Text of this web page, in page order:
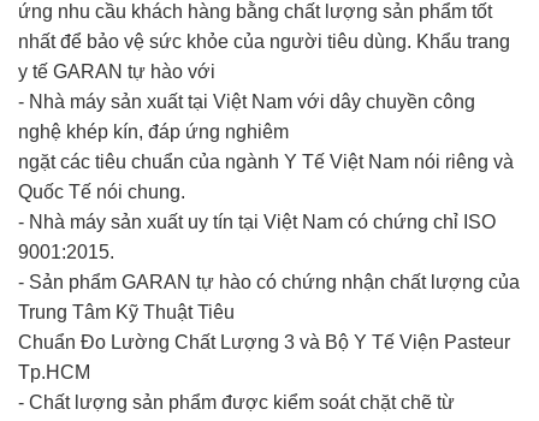
ứng nhu cầu khách hàng bằng chất lượng sản phẩm tốt
nhất để bảo vệ sức khỏe của người tiêu dùng. Khẩu trang
y tế GARAN tự hào với
- Nhà máy sản xuất tại Việt Nam với dây chuyền công
nghệ khép kín, đáp ứng nghiêm
ngặt các tiêu chuẩn của ngành Y Tế Việt Nam nói riêng và
Quốc Tế nói chung.
- Nhà máy sản xuất uy tín tại Việt Nam có chứng chỉ ISO
9001:2015.
- Sản phẩm GARAN tự hào có chứng nhận chất lượng của
Trung Tâm Kỹ Thuật Tiêu
Chuẩn Đo Lường Chất Lượng 3 và Bộ Y Tế Viện Pasteur
Tp.HCM
- Chất lượng sản phẩm được kiểm soát chặt chẽ từ